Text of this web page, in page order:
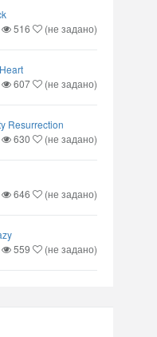
516 (не задано)
607 (не задано)
Resurrection
630 (не задано)
646 (не задано)
559 (не задано)